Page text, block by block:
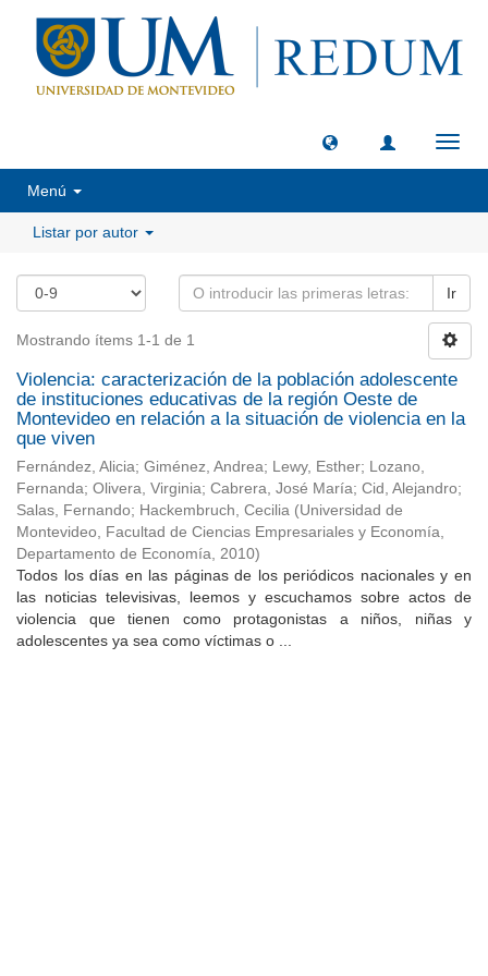
Menú
Listar por autor
Ir
Mostrando ítems 1-1 de 1
Violencia: caracterización de la población adolescente
de instituciones educativas de la región Oeste de
Montevideo en relación a la situación de violencia en la
que viven
Fernández, Alicia; Giménez, Andrea; Lewy, Esther; Lozano,
Fernanda; Olivera, Virginia; Cabrera, José María; Cid, Alejandro;
Salas, Fernando; Hackembruch, Cecilia (Universidad de
Montevideo, Facultad de Ciencias Empresariales y Economía,
Departamento de Economía, 2010)
Todos los días en las páginas de los periódicos nacionales y en
las noticias televisivas, leemos y escuchamos sobre actos de
violencia que tienen como protagonistas a niños, niñas y
adolescentes ya sea como víctimas o ...